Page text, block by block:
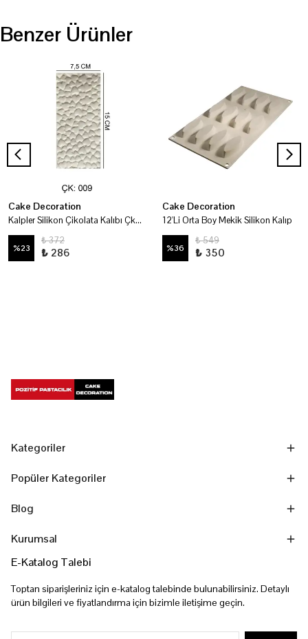
Benzer Ürünler
Cake Decoration
Kalpler Silikon Çikolata Kalıbı Çk009
%23
₺ 372
₺ 286
Cake Decoration
12'Li Orta Boy Mekik Silikon Kalıp
%36
₺ 549
₺ 350
Kategoriler
Popüler Kategoriler
Blog
Kurumsal
E-Katalog Talebi
Toptan siparişleriniz için e-katalog talebinde bulunabilirsiniz. Detaylı
ürün bilgileri ve fiyatlandırma için bizimle iletişime geçin.